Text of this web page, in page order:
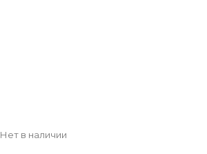
Нет в наличии